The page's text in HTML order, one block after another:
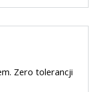
Zero tolerancji